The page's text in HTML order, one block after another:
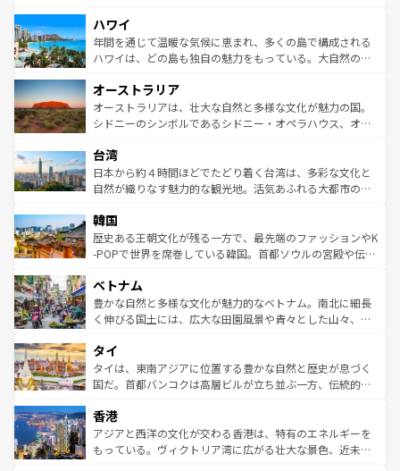
ば市内交通費無料で観光を楽しむこともできる。 なお、新
着のスイス情報はコンテンツ一覧 を参照してほしい。
のような巨大都市は、観光、ショッピング、エンターテイ
ンメントが詰まった刺激的なスポットだ。一方、アメリカ
西部には大自然が広がり、グランドキャニオンやイエロー
部のニューオーリンズでは、音楽と美食が融合した独特の
文化が魅力。旅行者はアメリカの各地域で異なる魅力を楽
しみながら、その多様性と豊かな歴史を感じることができ
ならではの贅沢な旅のスタイルだ。 なお、新着のアメリカ
情報はコンテンツ一覧を参照してほしい。
ハワイ
年間を通じて温暖な気候に恵まれ、多くの島で構成される
ハワイは、どの島も独自の魅力をもっている。大自然の神
ワイ島は見逃せない。また、定番の観光地といえばオアフ
島だが、静かな自然を求めるならマウイ島やカウアイ島が
おすすめ。エメラルドグリーンに輝く海をはじめ、豊かな
れるおもてなしの心で訪れる人々を迎えてくれるハワイの
人々、おいしいローカルフードやハワイアンミュージッ
ク、伝統的なフラダンスなど、すべてがハワイの魅力を彩
ワイを、存分に味わってほしい。 なお、新着のハワイ情報
はコンテンツ一覧を参照してほしい。
オーストラリア
オーストラリアは、壮大な自然と多様な文化が魅力の国。
シドニーのシンボルであるシドニー・オペラハウス、オー
リアリーフや大陸中央部にそびえるウルル（エアーズロッ
ク）、タスマニアの美しい原生林やケアンズの熱帯雨林な
ど、見どころがたくさん。また、カフェやワイン、オージ
いる。アクティビティも充実しており、サーフィンやダイ
ビング、ハイキングなど、アウトドア好きにはたまらな
い。オーストラリアの多彩な魅力を存分に味わいつくそ
参照してほしい。
台湾
日本から約４時間ほどでたどり着く台湾は、多彩な文化と
自然が織りなす魅力的な観光地。活気あふれる大都市の台
ン）、静ひつな山岳地帯である台湾東部など、都市の喧騒
と山間の静けさが共存しており、訪れる人に新しい発見と
驚きをもたらしてくれる。また、奥深い台湾の食文化も魅
容にもいいと評判のスイーツなど、バラエティ豊かな料理
が味わえる。 なお、新着の台湾情報は コンテンツ一覧を参
照してほしい。
韓国
歴史ある王朝文化が残る一方で、最先端のファッションやK
-POPで世界を席巻している韓国。首都ソウルの宮殿や伝統
き、地方に足を延ばせば四季折々の自然美を楽しむことが
できる。そして、キムチや焼肉、絶品のストリートフード
まで、さまざまな韓国料理が待っている。夜には、韓国な
リティに包まれながら、韓国の多彩な魅力を心ゆくまで味
わってみてほしい。 なお、新着の韓国情報はコンテンツ一
覧を参照してほしい。
ベトナム
豊かな自然と多様な文化が魅力的なベトナム。南北に細長
く伸びる国土には、広大な田園風景や青々とした山々、世
急速な発展と共に伝統が息づく。ハノイの古い町並みやホ
ーチミン市のフランス統治時代の建物も、独特の雰囲気を
醸し出している。また、バラエティの豊かさとおいしさで
とつ。フォーやバインミー、ベトナムコーヒーなどは、ぜ
ひ現地で味わいたい。どの地域を訪れてもあたたかい人々
が旅行者を迎えてくれるので、きっと忘れられない旅にな
タイ
タイは、東南アジアに位置する豊かな自然と歴史が息づく
国だ。首都バンコクは高層ビルが立ち並ぶ一方、伝統的な
の活気が交差している。北部ではチェンマイなどの山岳地
帯で自然と触れ合い、南部ではプーケットやクラビの美し
いビーチでリゾート気分を楽しむことができる。タイ料理
香港
アジアと西洋の文化が交わる香港は、特有のエネルギーを
もっている。ヴィクトリア湾に広がる壮大な景色、近未来